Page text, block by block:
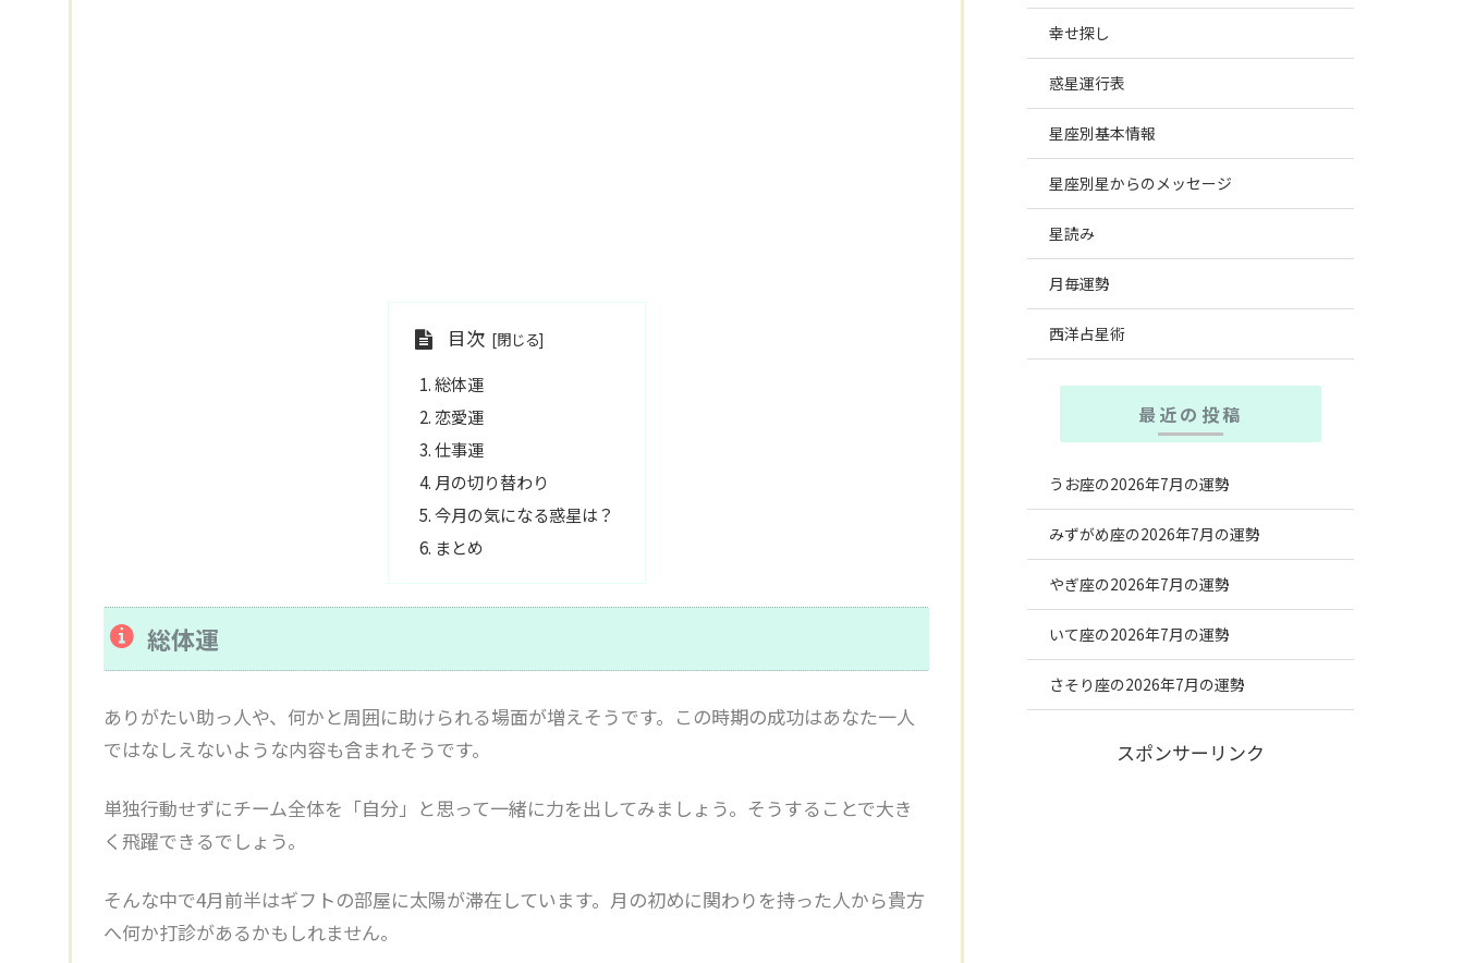
目次
総体運
恋愛運
仕事運
月の切り替わり
今月の気になる惑星は？
まとめ
総体運
ありがたい助っ人や、何かと周囲に助けられる場面が増えそうです。この時期の成功はあなた一人
ではなしえないような内容も含まれそうです。
単独行動せずにチーム全体を「自分」と思って一緒に力を出してみましょう。そうすることで大き
く飛躍できるでしょう。
そんな中で4月前半はギフトの部屋に太陽が滞在しています。 月の初めに関わりを持った人から貴方
へ何か打診があるかもしれません。
幸せ探し
惑星運行表
星座別基本情報
星座別星からのメッセージ
星読み
月毎運勢
西洋占星術
最近の投稿
うお座の2026年7月の運勢
みずがめ座の2026年7月の運勢
やぎ座の2026年7月の運勢
いて座の2026年7月の運勢
さそり座の2026年7月の運勢
スポンサーリンク